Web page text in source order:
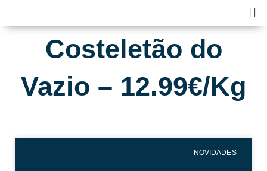
content
Costeletão do
Vazio – 12.99€/Kg
NOVIDADES